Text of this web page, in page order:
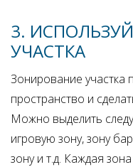
3.
УЧАСТКА
Зонирование участка
пространство и
Можно выделить
игровую зону, зону
зону и т.д. Каждая